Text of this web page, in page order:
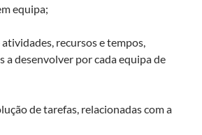
equipa;
recursos e tempos,
a desenvolver por cada equipa de
de tarefas, relacionadas com a